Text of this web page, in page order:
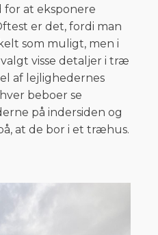
at eksponere
er det, fordi man
som muligt, men i
visse detaljer i træ
af lejlighedernes
beboer se
på indersiden og
at de bor i et træhus.